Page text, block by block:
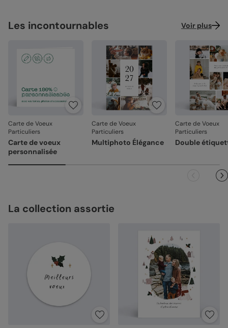
Les incontournables Voir plus
Carte de Voeux
Particuliers
Carte de voeux
personnalisée
Carte de Voeux
Particuliers
Multiphoto Élégance
Carte de Voeux
Particuliers
Double
La collection assortie